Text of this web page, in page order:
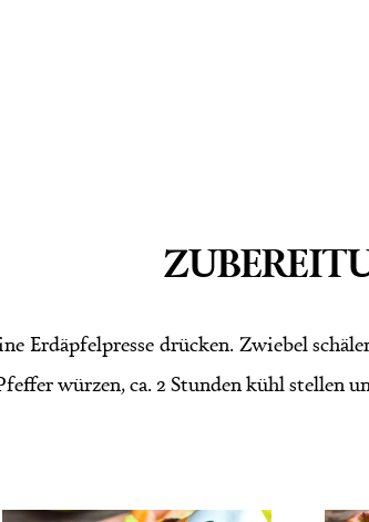
Erdäpfelpresse drücken. Zwiebel
würzen, ca. 2 Stunden kühl stellen